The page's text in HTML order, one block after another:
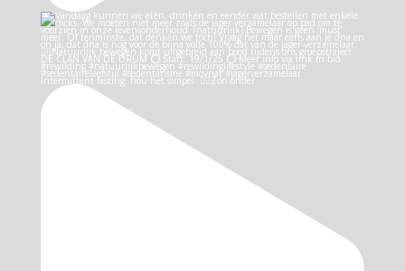
Intermittent fasting: hou het simpel: 👉🏻Zon onder